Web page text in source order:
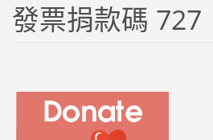
發票捐款碼 727